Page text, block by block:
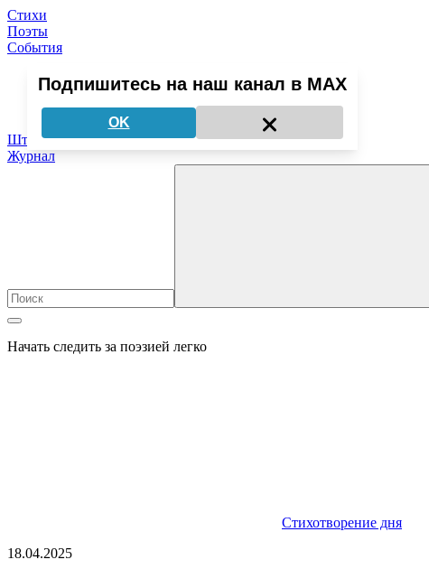
Подпишитесь на наш канал в MAX
OK
Стихи
Поэты
События
Медиа о поэзии
Штудии
Журнал
Начать следить за поэзией легко
Стихотворение дня
18.04.2025